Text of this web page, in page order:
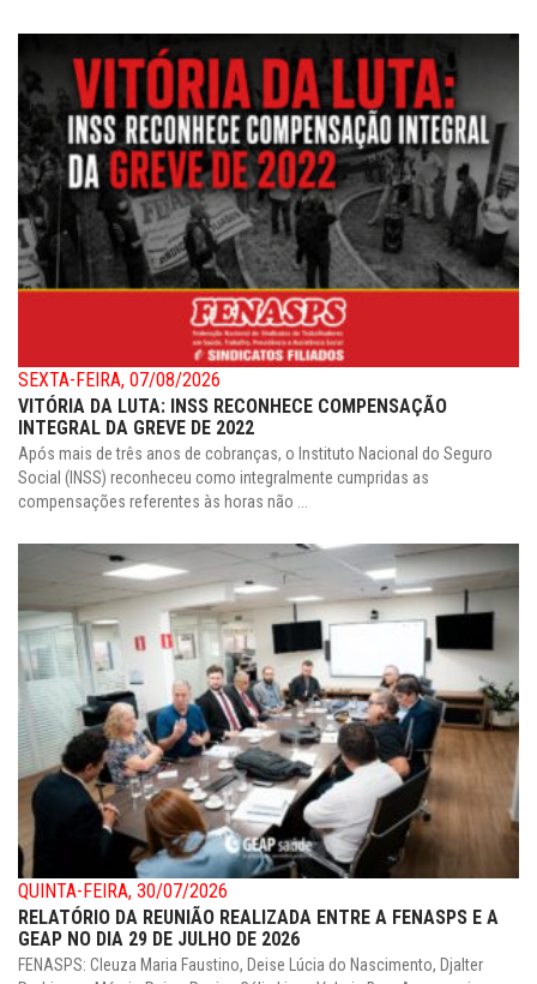
SEXTA-FEIRA, 07/08/2026
VITÓRIA DA LUTA: INSS RECONHECE COMPENSAÇÃO
INTEGRAL DA GREVE DE 2022
Após mais de três anos de cobranças, o Instituto Nacional do Seguro
Social (INSS) reconheceu como integralmente cumpridas as
compensações referentes às horas não ...
QUINTA-FEIRA, 30/07/2026
RELATÓRIO DA REUNIÃO REALIZADA ENTRE A FENASPS E A
GEAP NO DIA 29 DE JULHO DE 2026
FENASPS: Cleuza Maria Faustino, Deise Lúcia do Nascimento, Djalter